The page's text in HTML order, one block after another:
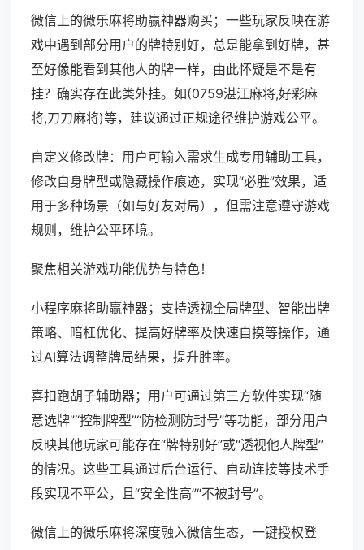
微信上的微乐麻将助赢神器购买；一些玩家反映在游
戏中遇到部分用户的牌特别好，总是能拿到好牌，甚
至好像能看到其他人的牌一样，由此怀疑是不是有
挂？确实存在此类外挂。如(0759湛江麻将,好彩麻
将,刀刀麻将)等，建议通过正规途径维护游戏公平。
自定义修改牌：用户可输入需求生成专用辅助工具，
修改自身牌型或隐藏操作痕迹，实现“必胜”效果，适
用于多种场景（如与好友对局），但需注意遵守游戏
规则，维护公平环境。
聚焦相关游戏功能优势与特色！
小程序麻将助赢神器；支持透视全局牌型、智能出牌
策略、暗杠优化、提高好牌率及快速自摸等操作，通
过AI算法调整牌局结果，提升胜率。
喜扣跑胡子辅助器；用户可通过第三方软件实现“随
意选牌”“控制牌型”“防检测防封号”等功能，部分用户
反映其他玩家可能存在“牌特别好”或“透视他人牌型”
的情况。这些工具通过后台运行、自动连接等技术手
段实现不平公，且“安全性高”“不被封号”。
微信上的微乐麻将深度融入微信生态，一键授权登